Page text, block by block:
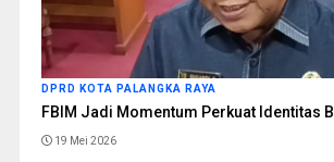
DPRD KOTA PALANGKA RAYA
FBIM Jadi Momentum Perkuat Identitas
19 Mei 2026